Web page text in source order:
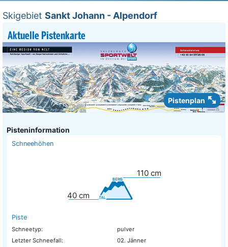
Skigebiet Sankt Johann - Alpendorf
Aktuelle Pistenkarte
Pistenplan
Pisteninformation
Schneehöhen
40 cm
110 cm
Piste
Schneetyp:
pulver
Letzter Schneefall:
02. Jänner